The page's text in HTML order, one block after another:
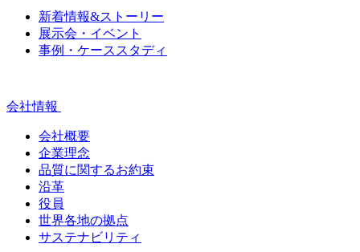
新着情報&ストーリー
展示会・イベント
事例・ケーススタディ
会社情報
会社概要
企業理念
品質に関するお約束
沿革
役員
世界各地の拠点
サステナビリティ